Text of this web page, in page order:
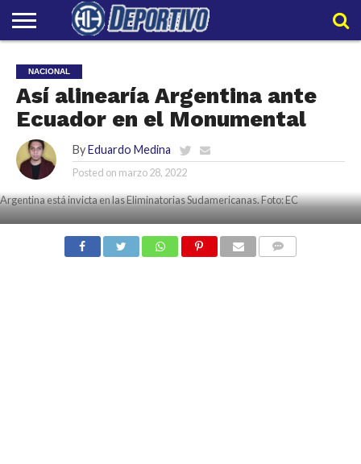
NACIONAL
INTERNACIONAL
EMBAJADORES
POLIDEPORTIVO
POLÍTICAS
DE
PRIVACIDAD
CONTACTO
HIT
EQUIPO
HIT
NACIONAL
Así alinearía Argentina ante
Ecuador en el Monumental
By Eduardo Medina
Posted on marzo 28, 2022
Argentina está invicta en las Eliminatorias Sudamericanas. Foto: EC